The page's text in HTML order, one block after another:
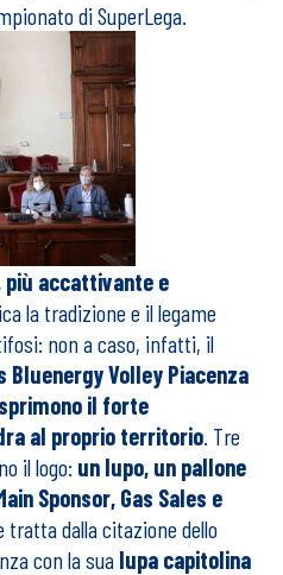
di SuperLega.
più accattivante e
la tradizione e il legame
non a caso, infatti, il
Bluenergy Volley Piacenza
il forte
al proprio territorio. Tre
il logo: un lupo, un pallone
Sponsor, Gas Sales e
tratta dalla citazione dello
con la sua lupa capitolina